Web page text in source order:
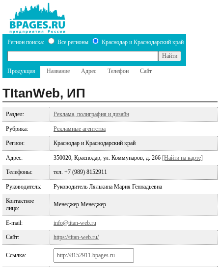
Регион поиска: Все регионы Краснодар и Краснодарский край
Продукция Название Адрес Телефон Сайт
TItanWeb, ИП
Раздел: Реклама, полиграфия и дизайн
Рубрика: Рекламные агентства
Регион: Краснодар и Краснодарский край
Адрес: 350020, Краснодар, ул. Коммунаров, д. 266 [Найти на карте]
Телефоны: тел. +7 (989) 8152911
Руководитель: Руководитель Лялькина Мария Геннадьевна
Контактное
лицо:
Менеджер Менеджер
E-mail: info@titan-web.ru
Сайт: https://titan-web.ru/
Ссылка: